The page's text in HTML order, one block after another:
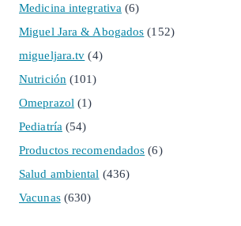
Medicina integrativa (6)
Miguel Jara & Abogados (152)
migueljara.tv (4)
Nutrición (101)
Omeprazol (1)
Pediatría (54)
Productos recomendados (6)
Salud ambiental (436)
Vacunas(630)